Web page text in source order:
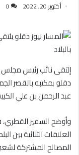
أكتوبر 20, 2022 0
إلتقى نائب رئيس مجلس
دقلو بمكتبه بالقصر
عبد الرحمن بن علي
وأوضح السفير
العلاقات الثنائية بين
المصالح المشتركة